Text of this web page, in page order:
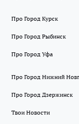
Про Город Курск
Про Город Рыбинск
Про Город Уфа
Про Город Нижний
Про Город Дзержинск
Твои Новости